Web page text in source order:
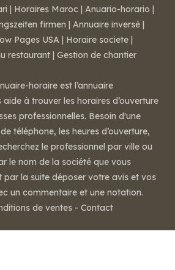
| Horaires Maroc | Anuario-horario |
firmen | Annuaire inversé |
Pages USA | Horaire societe |
restaurant | Gestion de chantier
horaire est l’annuaire
à trouver les horaires d’ouverture
professionnelles. Besoin d'une
téléphone, les heures d’ouverture,
le professionnel par ville ou
le nom de la société que vous
par la suite déposer votre avis et vos
un commentaire et une notation.
de ventes - Contact